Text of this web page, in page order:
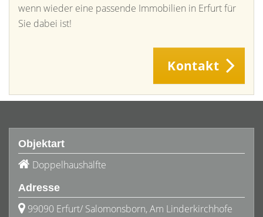
wenn wieder eine passende Immobilien in Erfurt für
Sie dabei ist!
Kontakt
Objektart
Doppelhaushälfte
Adresse
99090 Erfurt/ Salomonsborn, Am Linderkirchhofe